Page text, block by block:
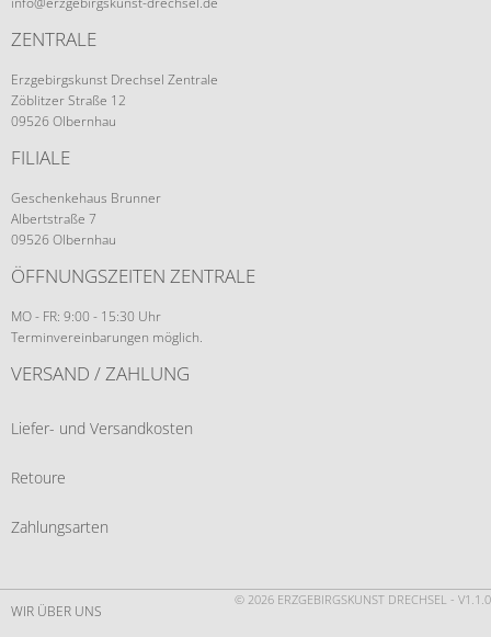
ZENTRALE
Erzgebirgskunst Drechsel Zentrale
Zöblitzer Straße 12
09526 Olbernhau
FILIALE
Geschenkehaus Brunner
Albertstraße 7
09526 Olbernhau
ÖFFNUNGSZEITEN ZENTRALE
MO - FR: 9:00 - 15:30 Uhr
Terminvereinbarungen möglich.
VERSAND / ZAHLUNG
Liefer- und Versandkosten
Retoure
Zahlungsarten
© 2026 ERZGEBIRGSKUNST DRECHSEL - V1.1.0
WIR ÜBER UNS